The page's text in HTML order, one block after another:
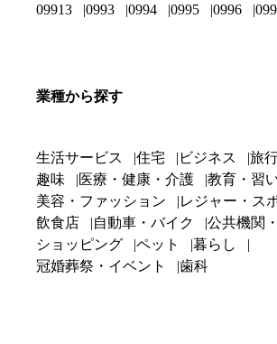
09913
0993 0994 0995 0996
業種から探す
生活サービス 住宅 ビジネス
旅
趣味
医療・健康・介護
教育・習
美容・ファッション
レジャー・ス
飲食店
自動車・バイク
公共機関
ショッピング
ペット
暮らし
冠婚葬祭・イベント
歯科